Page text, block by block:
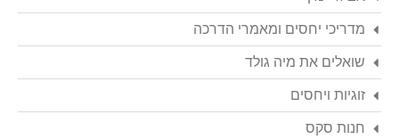
מדריכי יחסים ומאמרי הדרכה
שואלים את מיה גולד
זוגיות ויחסים
חנות סקס